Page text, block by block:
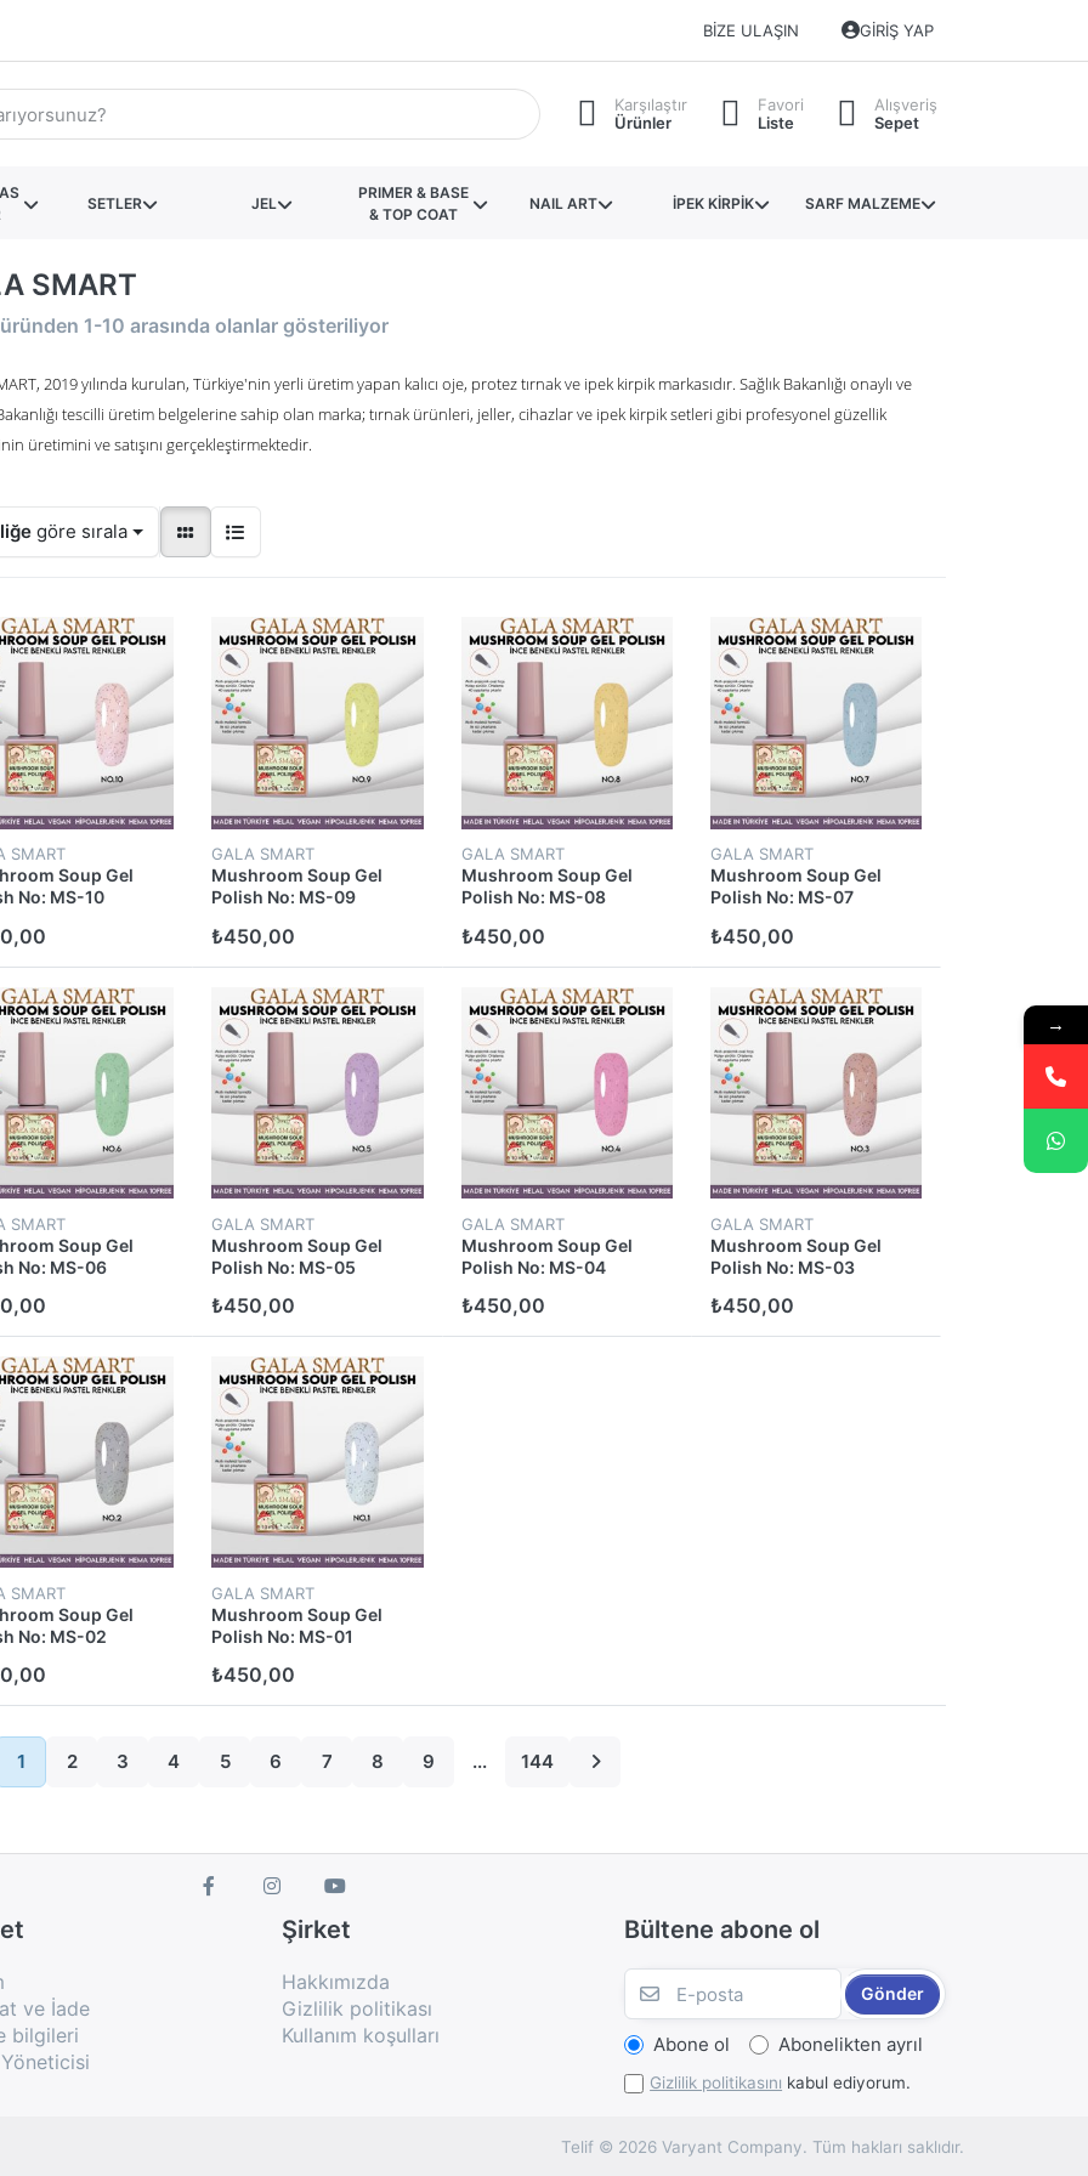
BIZE ULAŞIN GIRIŞ YAP
Karşılaştır
Ürünler
Favori
Liste
Alışveriş
Sepet
SETLER JEL
PRIMER & BASE
& TOP COAT
NAIL ART İPEK KİRPİK SARF MALZEME
SMART
üründen 1-10 arasında olanlar gösteriliyor
2019 yılında kurulan, Türkiye'nin yerli üretim yapan kalıcı oje, protez tırnak ve ipek kirpik markasıdır. Sağlık Bakanlığı onaylı ve
tescilli üretim belgelerine sahip olan marka; tırnak ürünleri, jeller, cihazlar ve ipek kirpik setleri gibi profesyonel güzellik
üretimini ve satışını gerçekleştirmektedir.
göre sırala
SMART
Soup Gel
No: MS-10
GALA SMART
Mushroom Soup Gel
Polish No: MS-09
₺450,00
GALA SMART
Mushroom Soup Gel
Polish No: MS-08
₺450,00
GALA SMART
Mushroom Soup Gel
Polish No: MS-07
₺450,00
SMART
Soup Gel
No: MS-06
GALA SMART
Mushroom Soup Gel
Polish No: MS-05
₺450,00
GALA SMART
Mushroom Soup Gel
Polish No: MS-04
₺450,00
GALA SMART
Mushroom Soup Gel
Polish No: MS-03
₺450,00
SMART
Soup Gel
No: MS-02
GALA SMART
Mushroom Soup Gel
Polish No: MS-01
₺450,00
1 2 3 4 5 6 7 8 9 ... 144
ve İade
bilgileri
Şirket
Hakkımızda
Gizlilik politikası
Kullanım koşulları
Bültene abone ol
Gönder
Abone ol Abonelikten ayrıl
Gizlilik politikasını kabul ediyorum.
Telif © 2026 Varyant Company. Tüm hakları saklıdır.
→